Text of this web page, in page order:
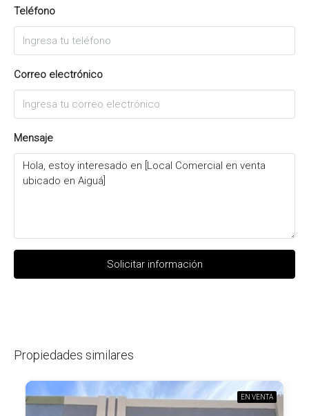
Teléfono
Correo electrónico
Mensaje
Solicitar información
Propiedades similares
EN VENTA